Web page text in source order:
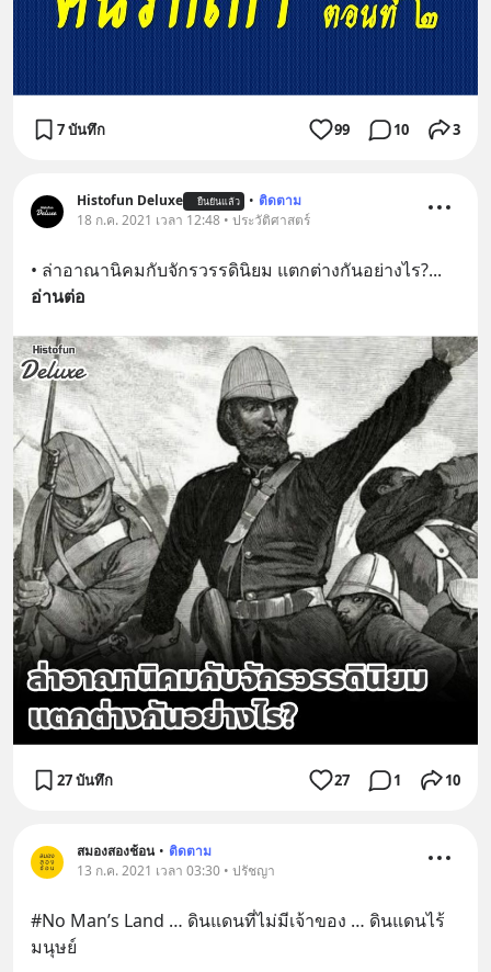
7 บันทึก 99 10 3
Histofun Deluxe ยืนยันแล้ว • ติดตาม
18 ก.ค. 2021 เวลา 12:48 • ประวัติศาสตร์
• ล่าอาณานิคมกับจักรวรรดินิยม แตกต่างกันอย่างไร?
อ่านต่อ
27 บันทึก 27 1 10
สมองสองช้อน • ติดตาม
13 ก.ค. 2021 เวลา 03:30 • ปรัชญา
#No Man’s Land … ดินแดนที่ไม่มีเจ้าของ … ดินแดนไร้
มนุษย์